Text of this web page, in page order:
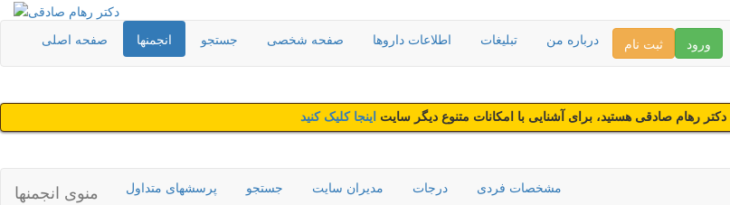
صفحه اصلی انجمنها جستجو صفحه شخصی اطلاعات داروها تبلیغات درباره من ثبت نام ورود
رهام صادقی هستید، برای آشنایی با امکانات متنوع دیگر سایت اینجا کلیک کنید
منوی انجمنها پرسشهای متداول جستجو مدیران سایت درجات مشخصات فردی